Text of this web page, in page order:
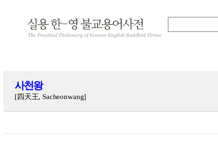
사천왕
[四天王, Sacheonwang]